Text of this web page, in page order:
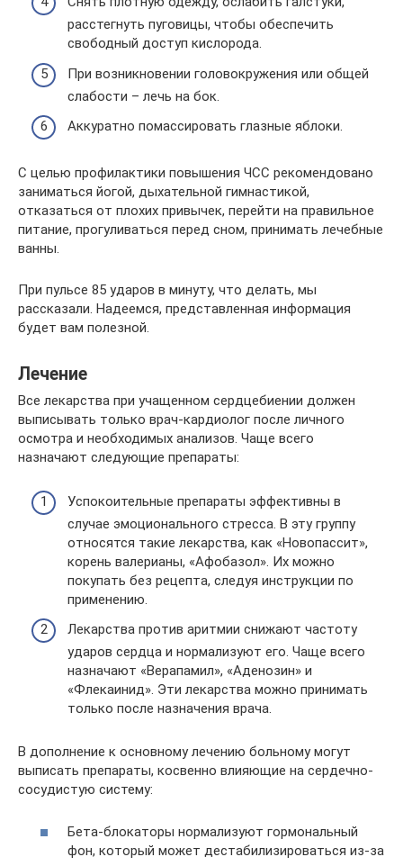
расстегнуть пуговицы, чтобы обеспечить
свободный доступ кислорода.
При возникновении головокружения или общей
слабости – лечь на бок.
Аккуратно помассировать глазные яблоки.
С целью профилактики повышения ЧСС рекомендовано
заниматься йогой, дыхательной гимнастикой,
отказаться от плохих привычек, перейти на правильное
питание, прогуливаться перед сном, принимать лечебные
ванны.
При пульсе 85 ударов в минуту, что делать, мы
рассказали. Надеемся, представленная информация
будет вам полезной.
Лечение
Все лекарства при учащенном сердцебиении должен
выписывать только врач-кардиолог после личного
осмотра и необходимых анализов. Чаще всего
назначают следующие препараты:
Успокоительные препараты эффективны в
случае эмоционального стресса. В эту группу
относятся такие лекарства, как «Новопассит»,
корень валерианы, «Афобазол». Их можно
покупать без рецепта, следуя инструкции по
применению.
Лекарства против аритмии снижают частоту
ударов сердца и нормализуют его. Чаще всего
назначают «Верапамил», «Аденозин» и
«Флекаинид». Эти лекарства можно принимать
только после назначения врача.
В дополнение к основному лечению больному могут
выписать препараты, косвенно влияющие на сердечно-
сосудистую систему:
Бета-блокаторы нормализуют гормональный
фон, который может дестабилизироваться из-за